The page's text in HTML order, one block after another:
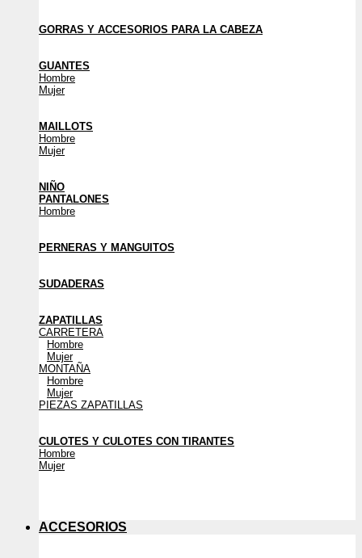
GORRAS Y ACCESORIOS PARA LA CABEZA
GUANTES
Hombre
Mujer
MAILLOTS
Hombre
Mujer
NIÑO
PANTALONES
Hombre
PERNERAS Y MANGUITOS
SUDADERAS
ZAPATILLAS
CARRETERA
Hombre
Mujer
MONTAÑA
Hombre
Mujer
PIEZAS ZAPATILLAS
CULOTES Y CULOTES CON TIRANTES
Hombre
Mujer
ACCESORIOS